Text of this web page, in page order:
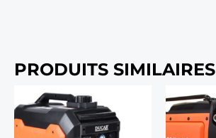
PRODUITS SIMILAIRES